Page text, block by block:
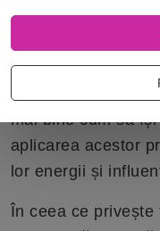
Tara Petre este un
domeniul feng
horoscop. Ea a
aceste teme, care
mai bine cum să
aplicarea acestor
lor energii și
În ceea ce privește